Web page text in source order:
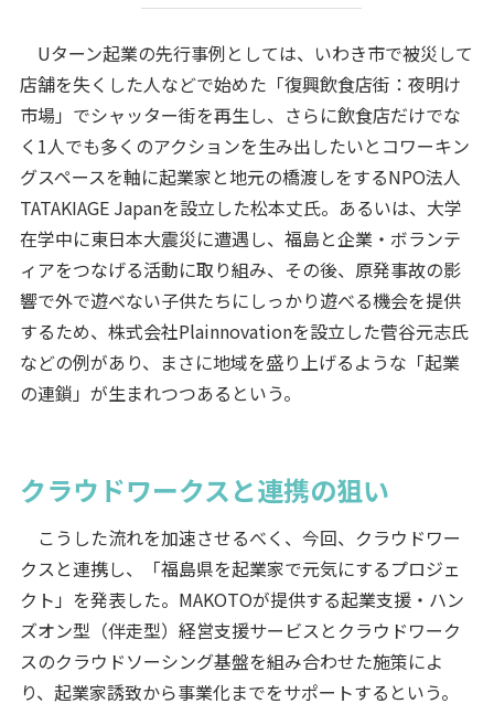
Uターン起業の先行事例としては、いわき市で被災して
店舗を失くした人などで始めた「復興飲食店街：夜明け
市場」でシャッター街を再生し、さらに飲食店だけでな
く1人でも多くのアクションを生み出したいとコワーキン
グスペースを軸に起業家と地元の橋渡しをするNPO法人
TATAKIAGE Japanを設立した松本丈氏。あるいは、大学
在学中に東日本大震災に遭遇し、福島と企業・ボランテ
ィアをつなげる活動に取り組み、その後、原発事故の影
響で外で遊べない子供たちにしっかり遊べる機会を提供
するため、株式会社Plainnovationを設立した菅谷元志氏
などの例があり、まさに地域を盛り上げるような「起業
の連鎖」が生まれつつあるという。
クラウドワークスと連携の狙い
こうした流れを加速させるべく、今回、クラウドワー
クスと連携し、「福島県を起業家で元気にするプロジェ
クト」を発表した。MAKOTOが提供する起業支援・ハン
ズオン型（伴走型）経営支援サービスとクラウドワーク
スのクラウドソーシング基盤を組み合わせた施策によ
り、起業家誘致から事業化までをサポートするという。